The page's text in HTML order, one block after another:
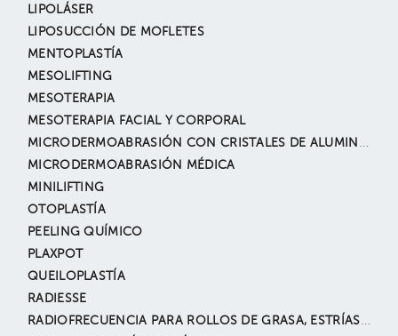
LIPOLÁSER
LIPOSUCCIÓN DE MOFLETES
MENTOPLASTÍA
MESOLIFTING
MESOTERAPIA
MESOTERAPIA FACIAL Y CORPORAL
MICRODERMOABRASIÓN CON CRISTALES DE ALUMINIO
MICRODERMOABRASIÓN MÉDICA
MINILIFTING
OTOPLASTÍA
PEELING QUÍMICO
PLAXPOT
QUEILOPLASTÍA
RADIESSE
RADIOFRECUENCIA PARA ROLLOS DE GRASA, ESTRÍAS Y CELULITIS